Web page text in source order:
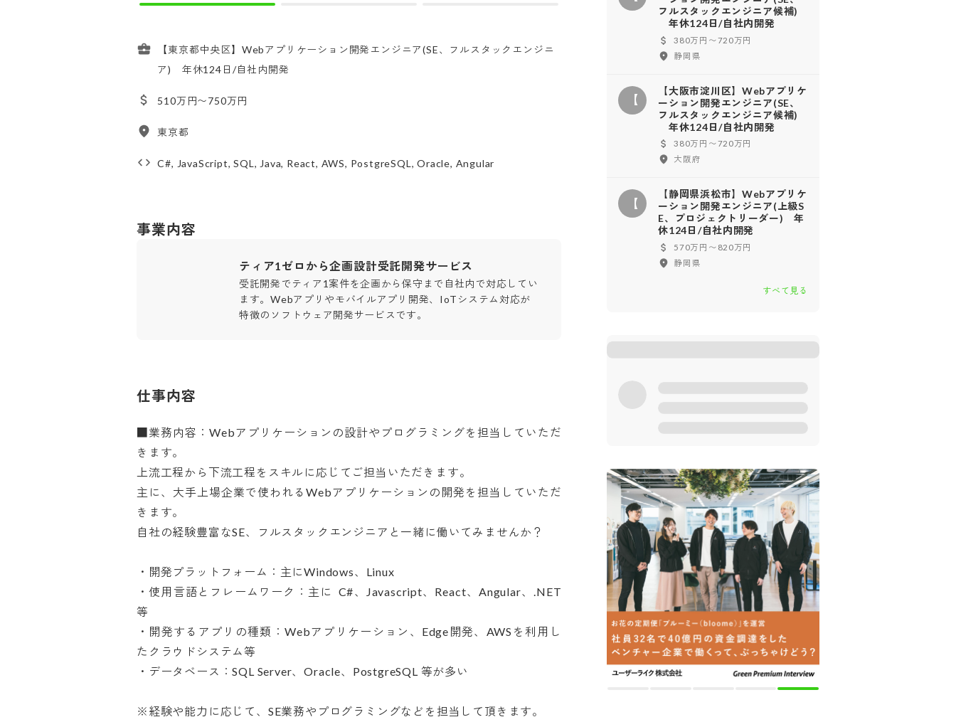
【東京都中央区】Webアプリケーション開発エンジニア(SE、フルスタックエンジニ
ア) 年休124日/自社内開発
510万円〜750万円
東京都
C#, JavaScript, SQL, Java, React, AWS, PostgreSQL, Oracle, Angular
事業内容
ティア1ゼロから企画設計受託開発サービス
受託開発でティア1案件を企画から保守まで自社内で対応してい
ます。Webアプリやモバイルアプリ開発、IoTシステム対応が
特徴のソフトウェア開発サービスです。
仕事内容
■業務内容：Webアプリケーションの設計やプログラミングを担当していただ
きます。
上流工程から下流工程をスキルに応じてご担当いただきます。
主に、大手上場企業で使われるWebアプリケーションの開発を担当していただ
きます。
自社の経験豊富なSE、フルスタックエンジニアと一緒に働いてみませんか？
・開発プラットフォーム：主にWindows、Linux
・使用言語とフレームワーク：主に  C#、Javascript、React、Angular、.NET
等
・開発するアプリの種類：Webアプリケーション、Edge開発、AWSを利用し
たクラウドシステム等
・データベース：SQL Server、Oracle、PostgreSQL 等が多い
※経験や能力に応じて、SE業務やプログラミングなどを担当して頂きます。
フルスタックエンジニア候補)
年休124日/自社内開発
380万円〜720万円
静岡県
【
【大阪市淀川区】Webアプリケ
ーション開発エンジニア(SE、
フルスタックエンジニア候補)
年休124日/自社内開発
380万円〜720万円
大阪府
【
【静岡県浜松市】Webアプリケ
ーション開発エンジニア(上級S
E、プロジェクトリーダー) 年
休124日/自社内開発
570万円〜820万円
静岡県
すべて見る